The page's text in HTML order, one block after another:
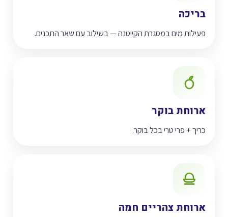
בריכה
פעילות מים במסגרת הקייטנה — בשילוב עם שאר התכנים.
ארוחת בוקר
כריך + פרי טרי בכל בוקר.
ארוחת צהריים חמה